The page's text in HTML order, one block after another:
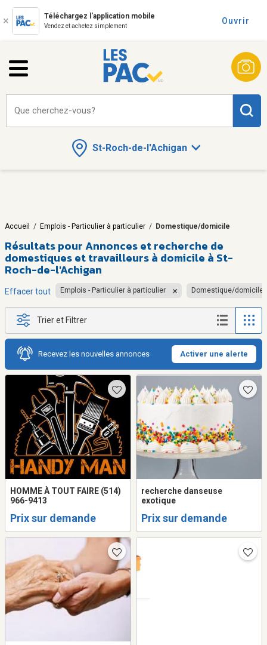
Téléchargez l'application mobile
Vendez et achetez simplement
Ouvrir
St-Roch-de-l'Achigan
Que cherchez-vous?
Accueil / Emplois - Particulier à particulier / Domestique/domicile
Résultats pourAnnonces et recherche de
domestiques et travailleurs à domicile à St-
Roch-de-l'Achigan
Effacer tout Emplois - Particulier à particulier Domestique/domicile
Trier et Filtrer
Recevez les nouvelles annonces Activer une alerte
HOMME À TOUT FAIRE (514)
966-9413
Prix sur demande
recherche danseuse
exotique
Prix sur demande